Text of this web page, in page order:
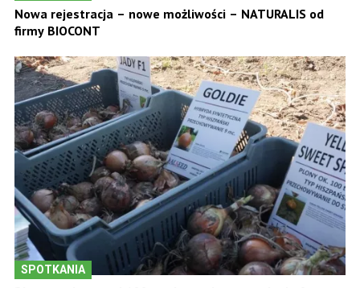
Nowa rejestracja – nowe możliwości – NATURALIS od
firmy BIOCONT
SPOTKANIA